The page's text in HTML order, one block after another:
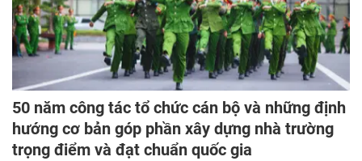
50 năm công tác tổ chức cán bộ và những định
hướng cơ bản góp phần xây dựng nhà trường
trọng điểm và đạt chuẩn quốc gia